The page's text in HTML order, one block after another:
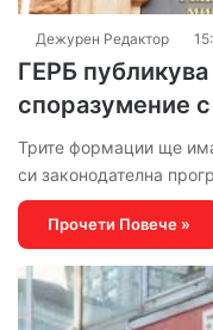
Дежурен Редактор
ГЕРБ
споразумение
Трите формации ще
си законодателна
Прочети Повече »